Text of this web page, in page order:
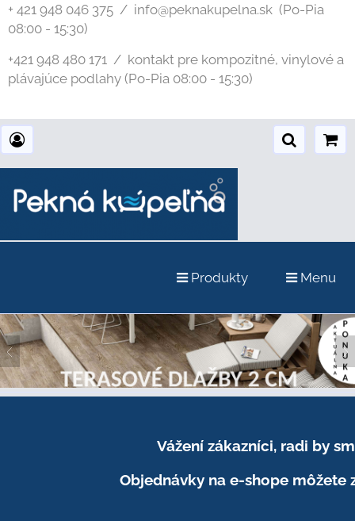
+ 421 948 046 375 / info@peknakupelna.sk (Po-Pia
08:00 - 15:30)
+421 948 480 171 / kontakt pre kompozitné, vinylové a
plávajúce podlahy (Po-Pia 08:00 - 15:30)
Produkty Menu
Vážení zákazníci, radi by
Objednávky na e-shope môžete